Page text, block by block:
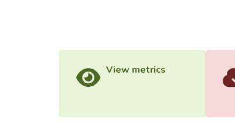
View metrics